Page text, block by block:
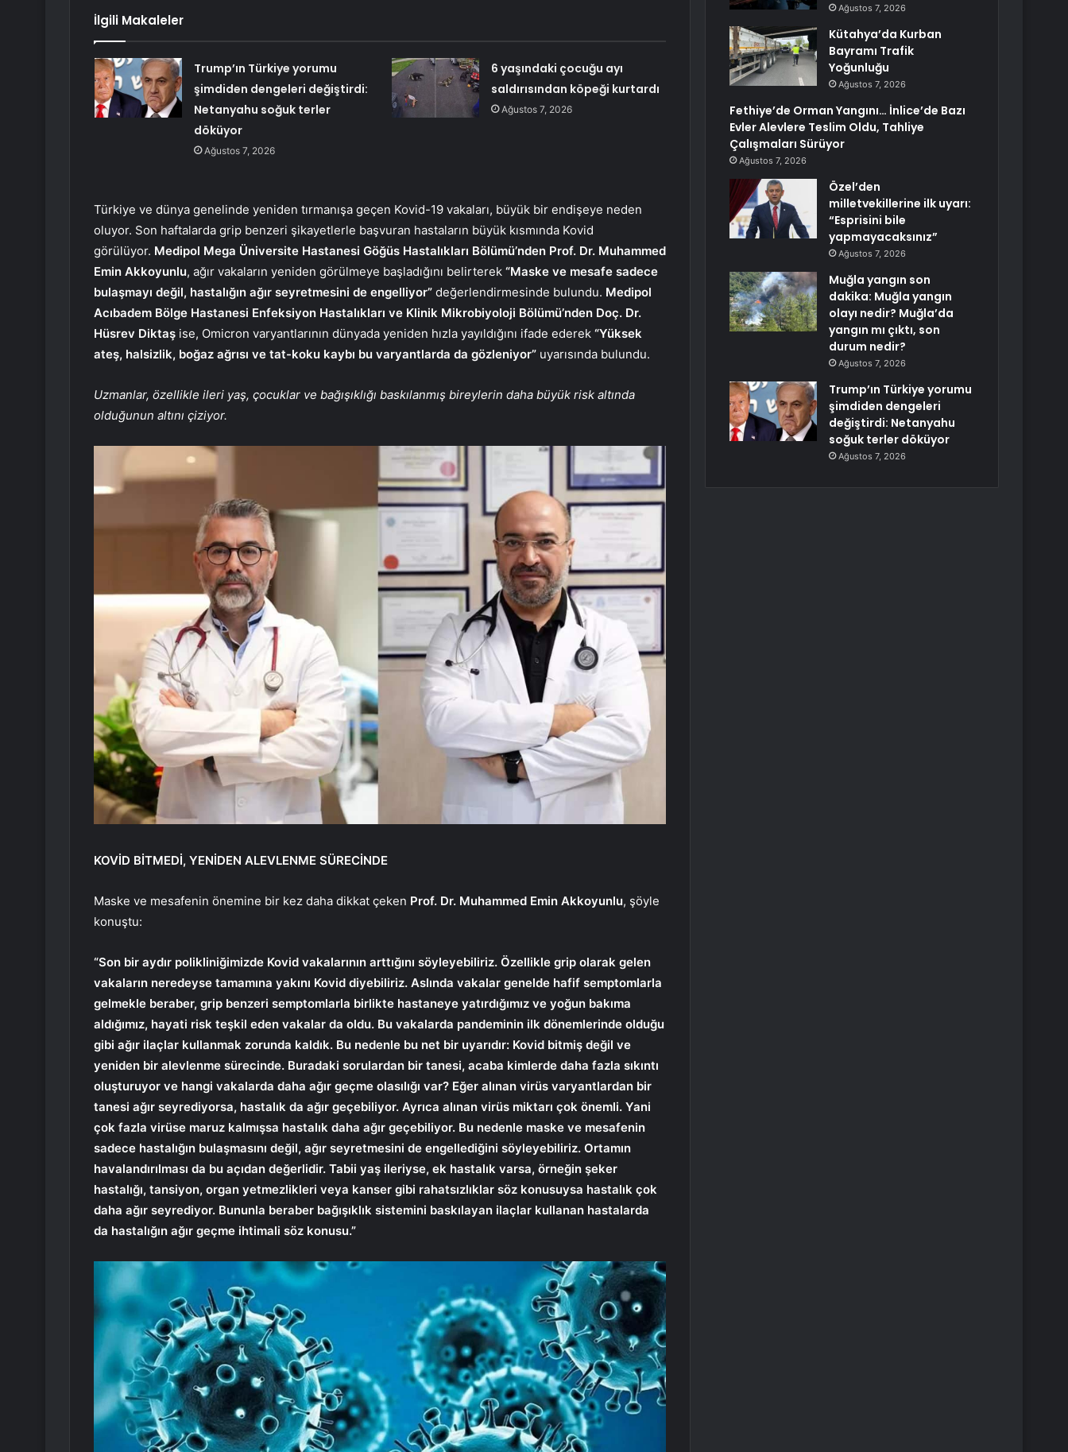
İlgili Makaleler
Trump’ın Türkiye yorumu
şimdiden dengeleri değiştirdi:
Netanyahu soğuk terler
döküyor
Ağustos 7, 2026
6 yaşındaki çocuğu ayı
saldırısından köpeği kurtardı
Ağustos 7, 2026
Türkiye ve dünya genelinde yeniden tırmanışa geçen Kovid-19 vakaları, büyük bir endişeye neden
oluyor. Son haftalarda grip benzeri şikayetlerle başvuran hastaların büyük kısmında Kovid
görülüyor. Medipol Mega Üniversite Hastanesi Göğüs Hastalıkları Bölümü’nden Prof. Dr. Muhammed
Emin Akkoyunlu, ağır vakaların yeniden görülmeye başladığını belirterek “Maske ve mesafe sadece
bulaşmayı değil, hastalığın ağır seyretmesini de engelliyor” değerlendirmesinde bulundu. Medipol
Acıbadem Bölge Hastanesi Enfeksiyon Hastalıkları ve Klinik Mikrobiyoloji Bölümü’nden Doç. Dr.
Hüsrev Diktaş ise, Omicron varyantlarının dünyada yeniden hızla yayıldığını ifade ederek “Yüksek
ateş, halsizlik, boğaz ağrısı ve tat-koku kaybı bu varyantlarda da gözleniyor” uyarısında bulundu.
Uzmanlar, özellikle ileri yaş, çocuklar ve bağışıklığı baskılanmış bireylerin daha büyük risk altında
olduğunun altını çiziyor.
KOVİD BİTMEDİ, YENİDEN ALEVLENME SÜRECİNDE
Maske ve mesafenin önemine bir kez daha dikkat çeken Prof. Dr. Muhammed Emin Akkoyunlu, şöyle
konuştu:
“Son bir aydır polikliniğimizde Kovid vakalarının arttığını söyleyebiliriz. Özellikle grip olarak gelen
vakaların neredeyse tamamına yakını Kovid diyebiliriz. Aslında vakalar genelde hafif semptomlarla
gelmekle beraber, grip benzeri semptomlarla birlikte hastaneye yatırdığımız ve yoğun bakıma
aldığımız, hayati risk teşkil eden vakalar da oldu. Bu vakalarda pandeminin ilk dönemlerinde olduğu
gibi ağır ilaçlar kullanmak zorunda kaldık. Bu nedenle bu net bir uyarıdır: Kovid bitmiş değil ve
yeniden bir alevlenme sürecinde. Buradaki sorulardan bir tanesi, acaba kimlerde daha fazla sıkıntı
oluşturuyor ve hangi vakalarda daha ağır geçme olasılığı var? Eğer alınan virüs varyantlardan bir
tanesi ağır seyrediyorsa, hastalık da ağır geçebiliyor. Ayrıca alınan virüs miktarı çok önemli. Yani
çok fazla virüse maruz kalmışsa hastalık daha ağır geçebiliyor. Bu nedenle maske ve mesafenin
sadece hastalığın bulaşmasını değil, ağır seyretmesini de engellediğini söyleyebiliriz. Ortamın
havalandırılması da bu açıdan değerlidir. Tabii yaş ileriyse, ek hastalık varsa, örneğin şeker
hastalığı, tansiyon, organ yetmezlikleri veya kanser gibi rahatsızlıklar söz konusuysa hastalık çok
daha ağır seyrediyor. Bununla beraber bağışıklık sistemini baskılayan ilaçlar kullanan hastalarda
da hastalığın ağır geçme ihtimali söz konusu.”
Ağustos 7, 2026
Kütahya’da Kurban
Bayramı Trafik
Yoğunluğu
Ağustos 7, 2026
Fethiye’de Orman Yangını… İnlice’de Bazı
Evler Alevlere Teslim Oldu, Tahliye
Çalışmaları Sürüyor
Ağustos 7, 2026
Özel’den
milletvekillerine ilk uyarı:
“Esprisini bile
yapmayacaksınız”
Ağustos 7, 2026
Muğla yangın son
dakika: Muğla yangın
olayı nedir? Muğla’da
yangın mı çıktı, son
durum nedir?
Ağustos 7, 2026
Trump’ın Türkiye yorumu
şimdiden dengeleri
değiştirdi: Netanyahu
soğuk terler döküyor
Ağustos 7, 2026